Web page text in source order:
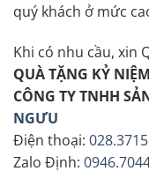
quý khách ở mức
Khi có nhu cầu, xin
QUÀ TẶNG KỶ
CÔNG TY TNHH
NGƯU
Điện thoại:
Zalo Định: